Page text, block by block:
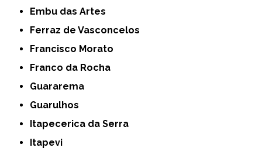
Embu das Artes
Ferraz de Vasconcelos
Francisco Morato
Franco da Rocha
Guararema
Guarulhos
Itapecerica da Serra
Itapevi